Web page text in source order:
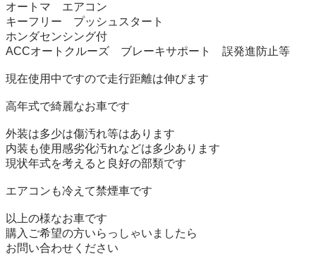
オートマ　エアコン
キーフリー　プッシュスタート
ホンダセンシング付
ACCオートクルーズ　ブレーキサポート　誤発進防止等
現在使用中ですので走行距離は伸びます
高年式で綺麗なお車です
外装は多少は傷汚れ等はあります
内装も使用感劣化汚れなどは多少あります
現状年式を考えると良好の部類です
エアコンも冷えて禁煙車です
以上の様なお車です
購入ご希望の方いらっしゃいましたら
お問い合わせください